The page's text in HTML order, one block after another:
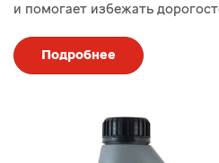
и помогает избежать
Подробнее